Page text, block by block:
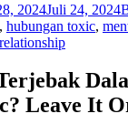
2024Juli 24, 2024
, hubungan toxic,
Leave It